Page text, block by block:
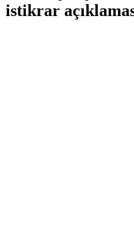
istikrar